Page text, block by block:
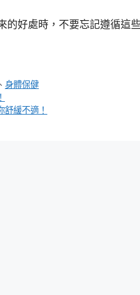
好處時，不要忘記遵循這
、身體保健
緩不適！